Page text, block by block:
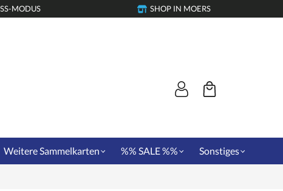
MODUS SHOP IN MOERS
Weitere Sammelkarten %% SALE %% Sonstiges